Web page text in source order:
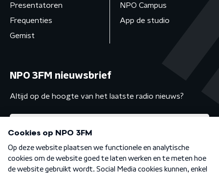
Presentatoren
Frequenties
Gemist
NPO Campus
App de studio
NPO 3FM nieuwsbrief
Altijd op de hoogte van het laatste radio nieuws?